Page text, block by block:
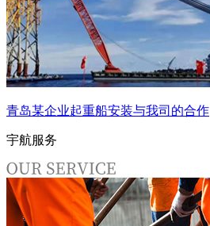
青岛某企业起重船安装与我司的合作
宇航服务